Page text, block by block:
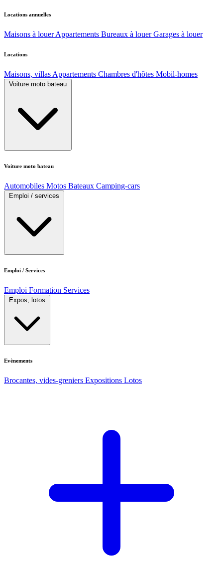
Locations annuelles
Maisons à louer Appartements Bureaux à louer Garages à louer
Locations
Maisons, villas Appartements Chambres d'hôtes Mobil-homes
Voiture moto bateau
Voiture moto bateau
Automobiles Motos Bateaux Camping-cars
Emploi / services
Emploi / Services
Emploi Formation Services
Expos, lotos
Evènements
Brocantes, vides-greniers Expositions Lotos